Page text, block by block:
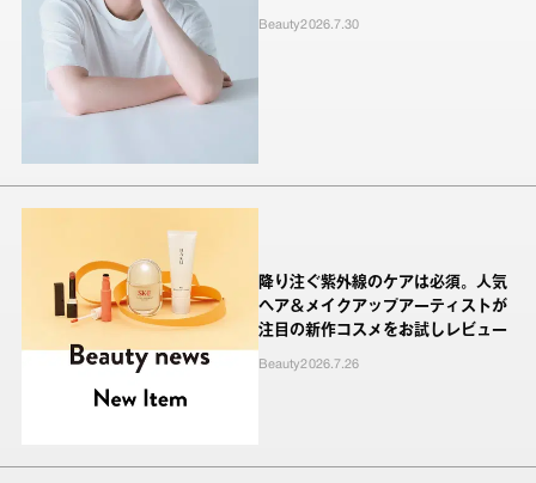
Beauty2026.7.30
降り注ぐ紫外線のケアは必須。人気
ヘア＆メイクアップアーティストが
注目の新作コスメをお試しレビュー
Beauty2026.7.26